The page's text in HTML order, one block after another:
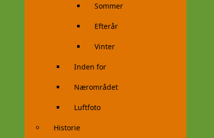
Sommer
Efterår
Vinter
Inden for
Nærområdet
Luftfoto
Historie